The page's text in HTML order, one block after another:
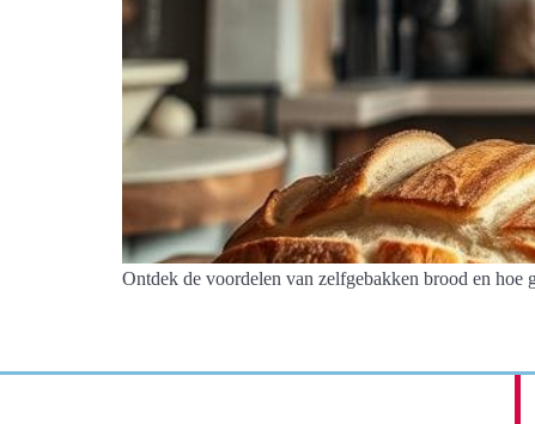
Ontdek de voordelen van zelfgebakken brood en hoe